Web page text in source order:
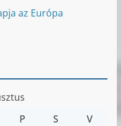
az Európa
P S V